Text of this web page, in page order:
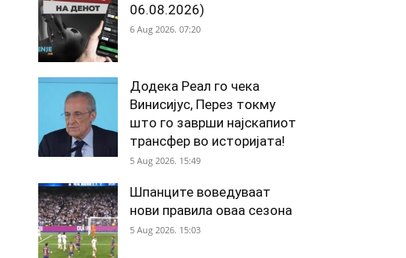
06.08.2026)
6 Aug 2026. 07:20
Додека Реал го чека
Винисијус, Перез токму
што го заврши најскапиот
трансфер во историјата!
5 Aug 2026. 15:49
Шпанците воведуваат
нови правила оваа сезона
5 Aug 2026. 15:03